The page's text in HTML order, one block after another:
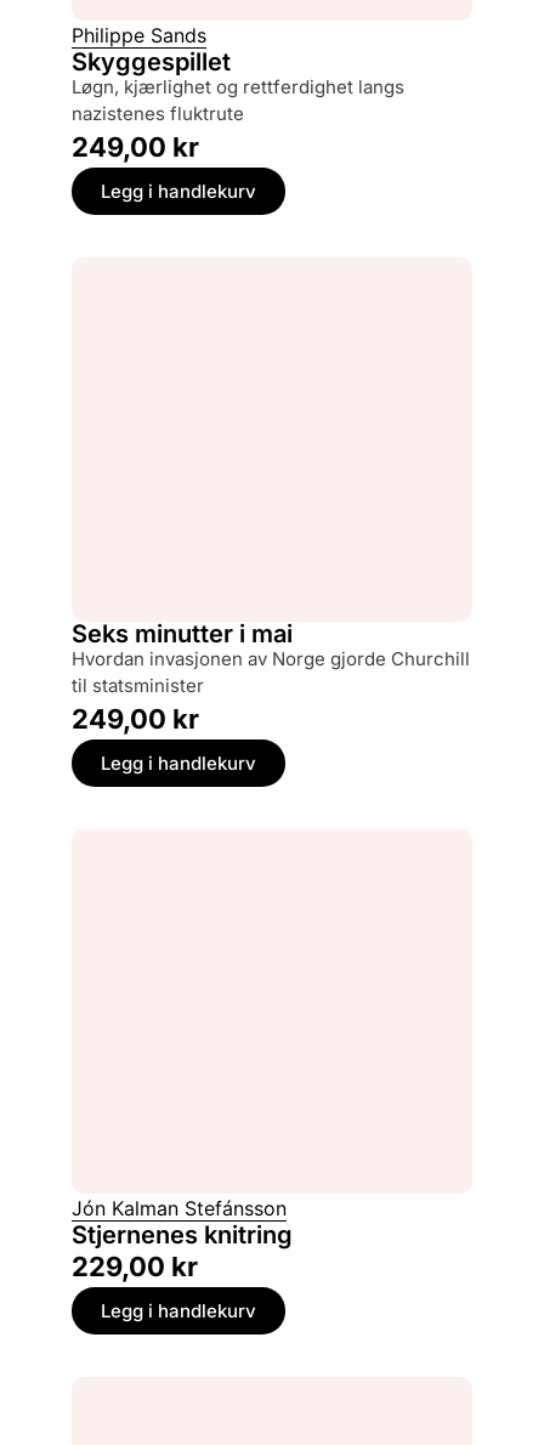
Philippe Sands
Skyggespillet
løgn, kjærlighet og rettferdighet langs
nazistenes fluktrute
249,00 kr
Legg i handlekurv
Seks minutter i mai
hvordan invasjonen av Norge gjorde Churchill
til statsminister
249,00 kr
Legg i handlekurv
Jón Kalman Stefánsson
Stjernenes knitring
229,00 kr
Legg i handlekurv